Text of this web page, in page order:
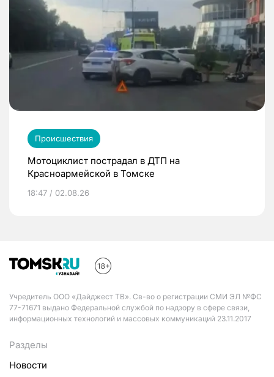
Происшествия
Мотоциклист пострадал в ДТП на
Красноармейской в Томске
18:47 / 02.08.26
Учредитель ООО «Дайджест ТВ». Св-во о регистрации СМИ ЭЛ №ФС
77-71671 выдано Федеральной службой по надзору в сфере связи,
информационных технологий и массовых коммуникаций 23.11.2017
Разделы
Новости